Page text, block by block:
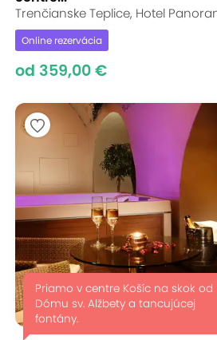
Trenčianske Teplice, Hotel
Online rezervácia
od 359,00 €
Priamo v centre Košíc na skok od
Dómu sv. Alžbety a tancujúcej
fontány.